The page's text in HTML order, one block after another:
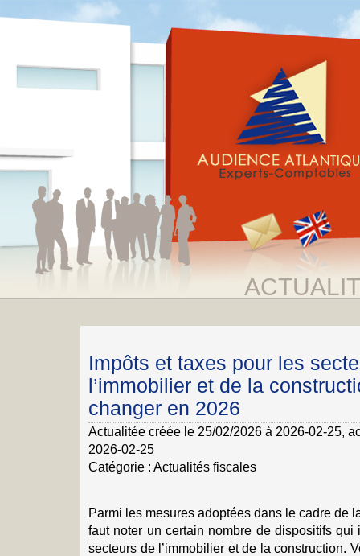
Impôts et taxes pour les
l’immobilier et de la
changer en 2026
Actualitée créée le 25/02/2026 à 2026-02-25,
2026-02-25
Catégorie : Actualités fiscales
Parmi les mesures adoptées dans le cadre de
faut noter un certain nombre de dispositifs qui
secteurs de l’immobilier et de la construction.